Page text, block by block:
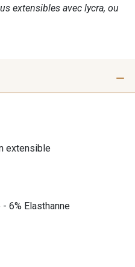
extensibles avec lycra, ou
extensible
6% Elasthanne